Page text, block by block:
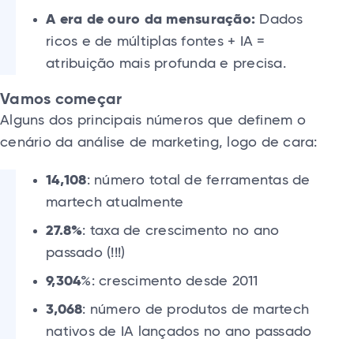
A era de ouro da mensuração: Dados
ricos e de múltiplas fontes + IA =
atribuição mais profunda e precisa.
Vamos começar
Alguns dos principais números que definem o
cenário da análise de marketing, logo de cara:
14,108: número total de ferramentas de
martech atualmente
27.8%: taxa de crescimento no ano
passado (!!!)
9,304%: crescimento desde 2011
3,068: número de produtos de martech
nativos de IA lançados no ano passado